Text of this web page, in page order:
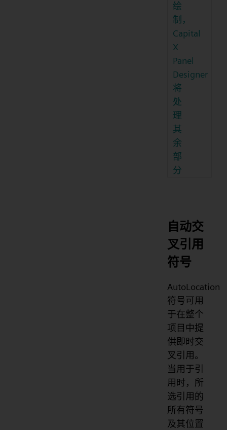
绘
制，
Capital
X
Panel
Designer
将
处
理
其
余
部
分
自动交
叉引用
符号
AutoLocation
符号可用
于在整个
项目中提
供即时交
叉引用。
当用于引
用时，所
选引用的
所有符号
及其位置